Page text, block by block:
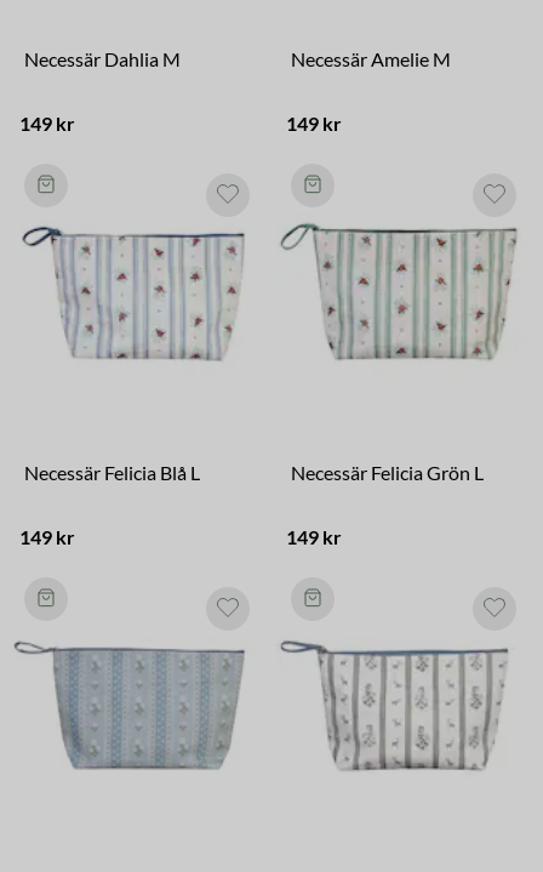
Necessär Dahlia M
149 kr
Necessär Amelie M
149 kr
Necessär Felicia Blå L
149 kr
Necessär Felicia Grön L
149 kr